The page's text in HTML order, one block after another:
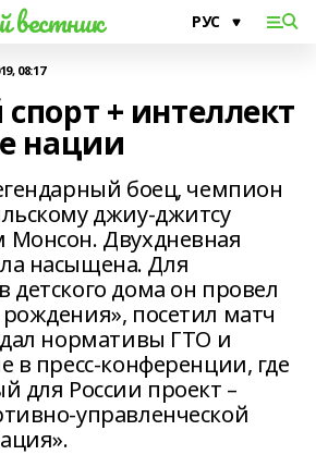
вестник
08:17
+ интеллект
нации
боец, чемпион
джиу-джитсу
Двухдневная
насыщена. Для
детского дома он провел
посетил матч
нормативы ГТО и
в пресс-конференции, где
для России проект –
управленческой